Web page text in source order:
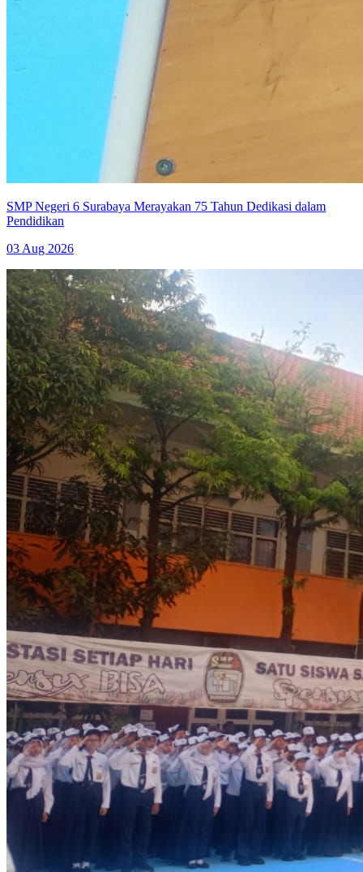
SMP Negeri 6 Surabaya Merayakan 75 Tahun Dedikasi dalam
Pendidikan
03 Aug 2026